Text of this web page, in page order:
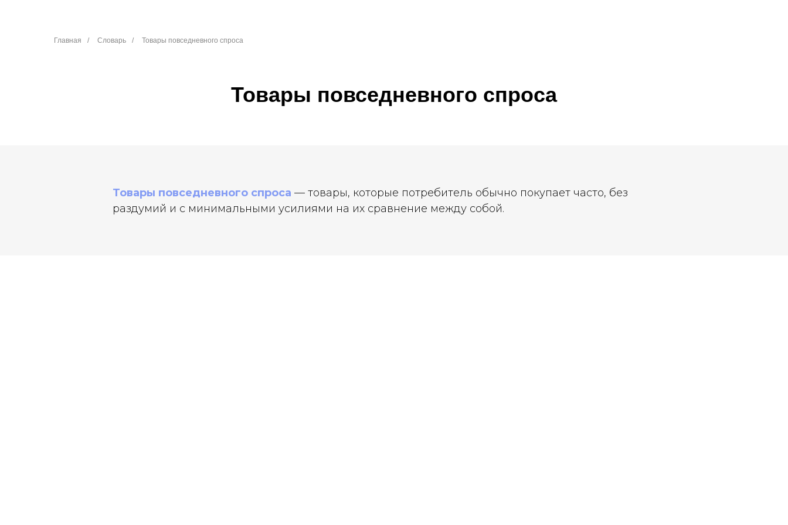
Главная / Словарь / Товары повседневного спроса
Товары повседневного спроса
Товары повседневного спроса — товары, которые потребитель обычно покупает часто, без
раздумий и с минимальными усилиями на их сравнение между собой.